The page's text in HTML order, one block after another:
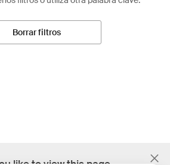
Borrar filtros